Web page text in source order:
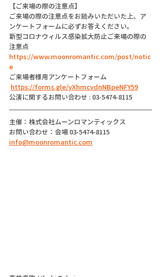
【ご来場の際の注意点】
ご来場の際の注意点をお読みいただいた上、ア
ンケートフォームに必ずお答えください。
新型コロナウィルス感染拡大防止ご来場の際の
注意点
https://www.moonromantic.com/post/notic
e
ご来場者様用アンケートフォーム
https://forms.gle/yXhmcvdnNBpeNFY59
公演に関するお問い合わせ : 03-5474-8115
主催：株式会社ムーンロマンティックス
お問い合わせ：会場 03-5474-8115
info@moonromantic.com